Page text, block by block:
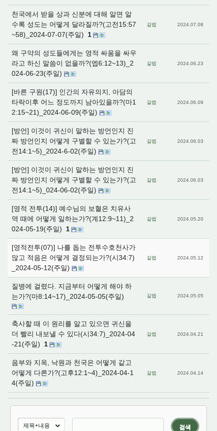
천국에서 받을 상과 신분에 대해 알면 알
수록 성도는 어떻게 달라질까?(고전15:57
~58)_2024-07-07(주일)
1
갈렙 2024.07.08
왜 구약의 성도들에게는 영적 싸움을 싸우
라고 하신 말씀이 없을까?(엡6:12~13)_2
024-06-23(주일)
갈렙 2024.06.23
[바른 구원(17)] 인간의 자유의지, 아담의
타락이후 어느 정도까지 남아있을까?(마1
2:15~21)_2024-06-09(주일)
갈렙 2024.06.09
[방언] 이것이 귀신이 말하는 방언인지 진
짜 방언인지 어떻게 구별할 수 있는가?(고
전14:1~5)_2024-6-02(주일)
갈렙 2024.06.03
[방언] 이것이 귀신이 말하는 방언인지 진
짜 방언인지 어떻게 구별할 수 있는가?(고
전14:1~5)_024-06-02(주일)
갈렙 2024.06.03
[영적 전투(14)] 예수님의 보혈은 치유사
역 때에 어떻게 일하는가?(계12:9~11)_2
024-05-19(주일)
1
갈렙 2024.05.20
[영적전투(07)] 나를 돕는 전투수호천사가
많고 적음은 어떻게 결정되는가?(시34:7)
_2024-05-12(주일)
갈렙 2024.05.12
질병에 걸렸다. 지금부터 어떻게 해야 하
는가?(마8:14~17)_2024-05-05(주일)
갈렙 2024.05.05
축사할 때 이 원리를 알고 있으면 귀신을
더 빨리 내보낼 수 있다(시34:7)_2024-04
-21(주일)
1
갈렙 2024.04.21
음부와 지옥, 낙원과 천국은 어떻게 같고
어떻게 다른가?(고후12:1~4)_2024-04-1
4(주일)
갈렙 2024.04.14
검색